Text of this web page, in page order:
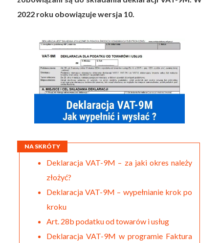
2022 roku obowiązuje wersja 10.
NA SKRÓTY
Deklaracja VAT-9M – za jaki okres należy
złożyć?
Deklaracja VAT-9M – wypełnianie krok po
kroku
Art. 28b podatku od towarów i usług
Deklaracja VAT-9M w programie Faktura